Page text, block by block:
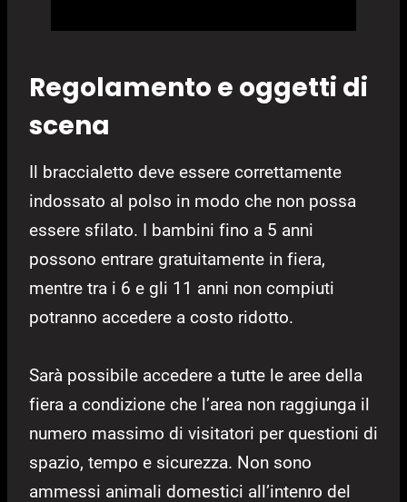
Regolamento e oggetti di
scena
Il braccialetto deve essere correttamente
indossato al polso in modo che non possa
essere sfilato. I bambini fino a 5 anni
possono entrare gratuitamente in fiera,
mentre tra i 6 e gli 11 anni non compiuti
potranno accedere a costo ridotto.
Sarà possibile accedere a tutte le aree della
fiera a condizione che l’area non raggiunga il
numero massimo di visitatori per questioni di
spazio, tempo e sicurezza. Non sono
ammessi animali domestici all’intenro del